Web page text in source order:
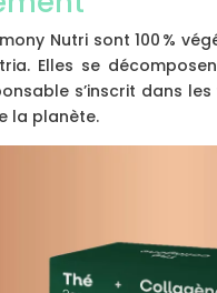
Nutri sont 100 %
Elles se
s’inscrit dans
la planète.